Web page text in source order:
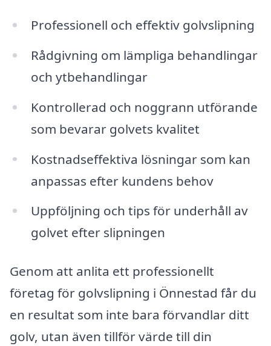
Professionell och effektiv golvslipning
Rådgivning om lämpliga behandlingar
och ytbehandlingar
Kontrollerad och noggrann utförande
som bevarar golvets kvalitet
Kostnadseffektiva lösningar som kan
anpassas efter kundens behov
Uppföljning och tips för underhåll av
golvet efter slipningen
Genom att anlita ett professionellt
företag för golvslipning i Önnestad får du
en resultat som inte bara förvandlar ditt
golv, utan även tillför värde till din